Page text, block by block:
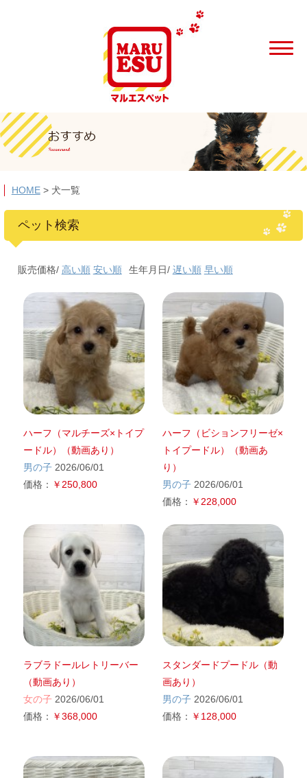
HOME> 犬一覧
ペット検索
販売価格/ 高い順 安い順 生年月日/ 遅い順 早い順
ハーフ（マルチーズ×トイプ
ードル）（動画あり）
男の子2026/06/01
価格： ￥250,800
ハーフ（ビションフリーゼ×
トイプードル）（動画あ
り）
男の子2026/06/01
価格： ￥228,000
ラブラドールレトリーバー
（動画あり）
女の子 2026/06/01
価格： ￥368,000
スタンダードプードル（動
画あり）
男の子2026/06/01
価格： ￥128,000